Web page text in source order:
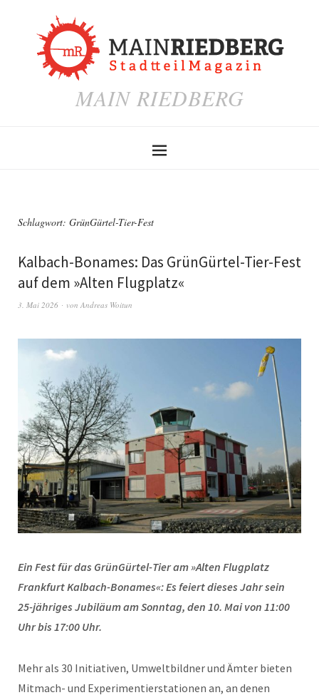
MAIN RIEDBERG
Schlagwort: GrünGürtel-Tier-Fest
Kalbach-Bonames: Das GrünGürtel-Tier-Fest
auf dem »Alten Flugplatz«
3. Mai 2026 von Andreas Woitun
Ein Fest für das GrünGürtel-Tier am »Alten Flugplatz
Frankfurt Kalbach-Bonames«: Es feiert dieses Jahr sein
25-jähriges Jubiläum am Sonntag, den 10. Mai von 11:00
Uhr bis 17:00 Uhr.
Mehr als 30 Initiativen, Umweltbildner und Ämter bieten
Mitmach- und Experimentierstationen an, an denen